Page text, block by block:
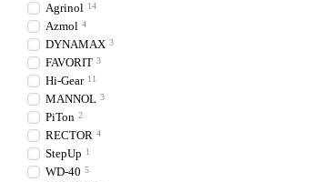
Agrinol 14
Azmol 4
DYNAMAX 3
FAVORIT 3
Hi-Gear 11
MANNOL 3
PiTon 2
RECTOR 4
StepUp 1
WD-40 5